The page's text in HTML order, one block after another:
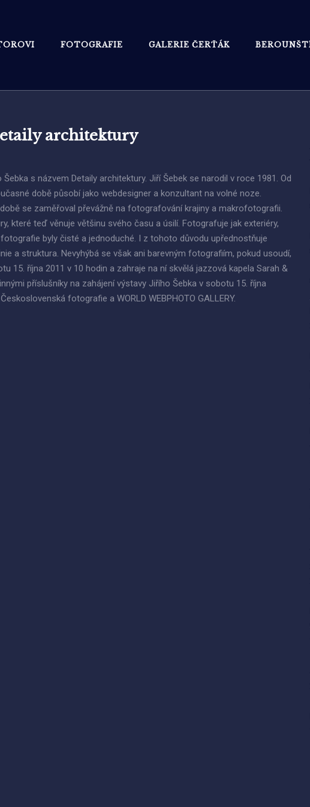
FOTOGRAFIE GALERIE ČERŤÁK
architektury
s názvem Detaily architektury. Jiří Šebek se narodil v roce 1981. Od
době působí jako webdesigner a konzultant na volné noze.
se zaměřoval převážně na fotografování krajiny a makrofotografii.
které teď věnuje většinu svého času a úsilí. Fotografuje jak exteriéry,
byly čisté a jednoduché. I z tohoto důvodu upřednostňuje
a struktura. Nevyhýbá se však ani barevným fotografiím, pokud usoudí,
15. října 2011 v 10 hodin a zahraje na ní skvělá jazzová kapela Sarah &
příslušníky na zahájení výstavy Jiřího Šebka v sobotu 15. října
fotografie a WORLD WEBPHOTO GALLERY.